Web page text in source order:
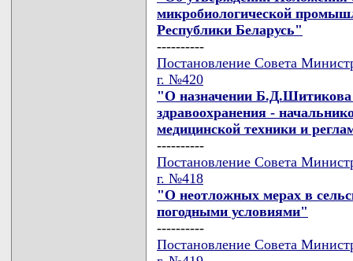
микробиологической
Республики Беларусь"
----------
Постановление Совета
г. №420
"О назначении Б.Д.Шитикова
здравоохранения -
медицинской техники и
----------
Постановление Совета
г. №418
"О неотложных мерах в
погодными условиями"
----------
Постановление Совета